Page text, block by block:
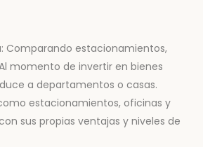
Comparando estacionamientos,
momento de invertir en bienes
a departamentos o casas.
estacionamientos, oficinas y
sus propias ventajas y niveles de